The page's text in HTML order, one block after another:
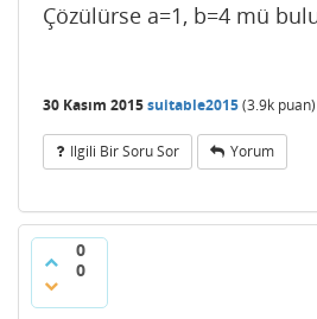
Çözülürse a=1, b=4 mü
30 Kasım 2015suitable2015(3.9k puan)
Ilgili Bir Soru Sor Yorum
0
0